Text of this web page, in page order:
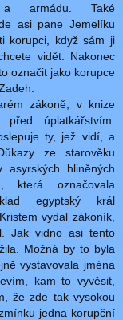
a armádu. Také
asi pane Jemelíku
korupci, když sám ji
vidět. Nakonec
označit jako korupce
zákoně, v knize
úplatkářstvím:
ty, jež vidí, a
ze starověku
hliněných
která označovala
egyptský král
vydal zákoník,
Jak vidno asi tento
Možná by to byla
vystavovala jména
kam to vyvěsit,
že zde tak vysokou
jedna korupční